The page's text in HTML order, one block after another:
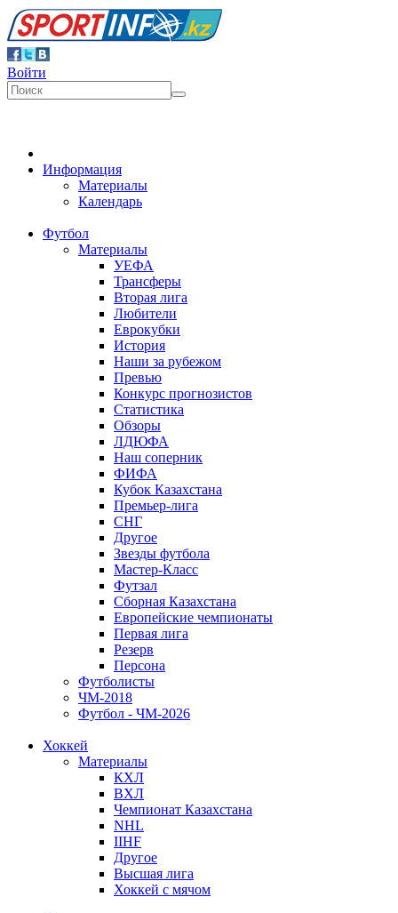
Войти
Информация
Материалы
Календарь
Футбол
Материалы
УЕФА
Трансферы
Вторая лига
Любители
Еврокубки
История
Наши за рубежом
Превью
Конкурс прогнозистов
Статистика
Обзоры
ЛДЮФА
Наш соперник
ФИФА
Кубок Казахстана
Премьер-лига
СНГ
Другое
Звезды футбола
Мастер-Класс
Футзал
Сборная Казахстана
Европейские чемпионаты
Первая лига
Резерв
Персона
Футболисты
ЧМ-2018
Футбол - ЧМ-2026
Хоккей
Материалы
КХЛ
ВХЛ
Чемпионат Казахстана
NHL
IIHF
Другое
Высшая лига
Хоккей с мячом